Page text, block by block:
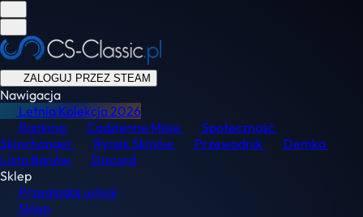
ZALOGUJ PRZEZ STEAM
Nawigacja
Letnia Kolekcja2026
Ranking
Codzienne Misje
Społeczność
Skinchanger
Rynek Skinów Przewodnik
Demka
Lista Banów
Discord
Sklep
Przeglądaj usługi
Sklep